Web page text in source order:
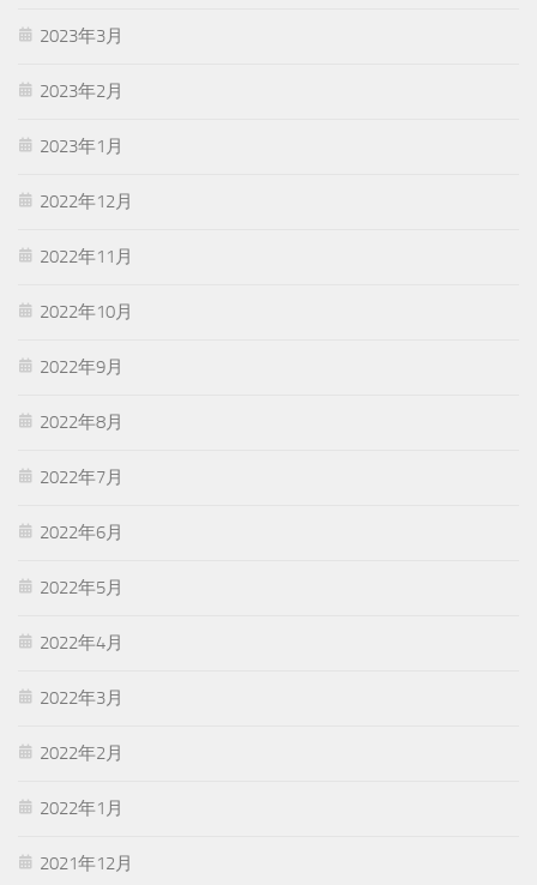
2023年3月
2023年2月
2023年1月
2022年12月
2022年11月
2022年10月
2022年9月
2022年8月
2022年7月
2022年6月
2022年5月
2022年4月
2022年3月
2022年2月
2022年1月
2021年12月